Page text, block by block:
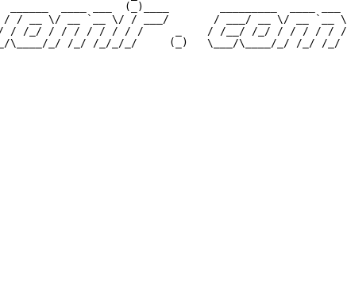
______  ____ ___  (_)____        _________  ____ ___
/ __ \/ __ `__ \/ / ___/       / ___/ __ \/ __ `__ \
/ /_/ / / / / / / / /     _    / /__/ /_/ / / / / / /